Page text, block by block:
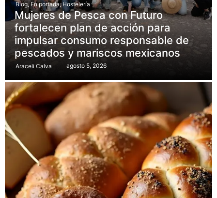
Blog, En portada, Hostelería
Mujeres de Pesca con Futuro
fortalecen plan de acción para
impulsar consumo responsable de
pescados y mariscos mexicanos
Araceli Calva agosto 5, 2026